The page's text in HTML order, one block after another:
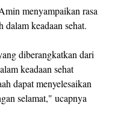
menyampaikan rasa
dalam keadaan sehat.
diberangkatkan dari
keadaan sehat
dapat menyelesaikan
selamat," ucapnya